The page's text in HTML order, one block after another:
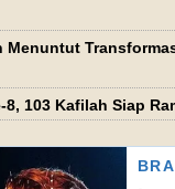
8, 103 Kafilah Siap